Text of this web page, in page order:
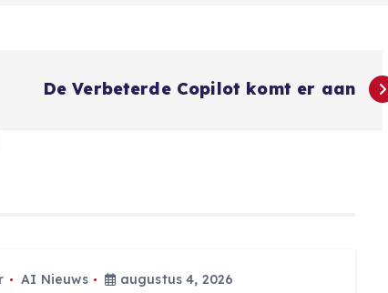
De Verbeterde Copilot komt er aan
AI Nieuws augustus 4, 2026